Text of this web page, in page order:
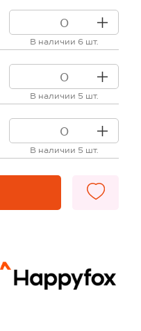
В наличии 6 шт.
В наличии 5 шт.
В наличии 5 шт.